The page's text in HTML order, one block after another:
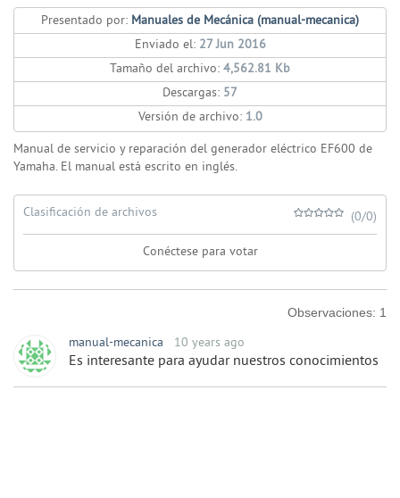
Presentado por: Manuales de Mecánica (manual-mecanica)
Enviado el: 27 Jun 2016
Tamaño del archivo: 4,562.81 Kb
Descargas: 57
Versión de archivo: 1.0
Manual de servicio y reparación del generador eléctrico EF600 de
Yamaha. El manual está escrito en inglés.
Clasificación de archivos (0/0)
Conéctese para votar
Observaciones: 1
manual-mecanica 10 years ago
Es interesante para ayudar nuestros conocimientos